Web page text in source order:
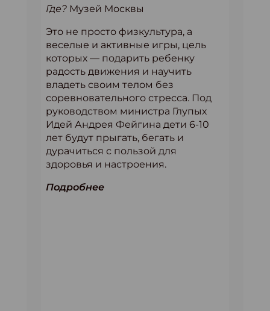
Где? Музей Москвы
Это не просто физкультура, а
веселые и активные игры, цель
которых — подарить ребенку
радость движения и научить
владеть своим телом без
соревновательного стресса. Под
руководством министра Глупых
Идей Андрея Фейгина дети 6-10
лет будут прыгать, бегать и
дурачиться с пользой для
здоровья и настроения.
Подробнее